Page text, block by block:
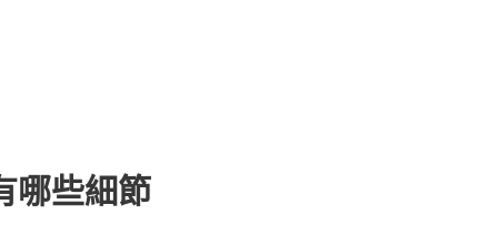
哪些細節